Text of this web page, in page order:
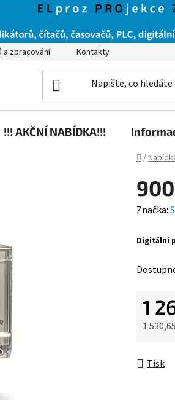
a zpracování Kontakty
!!! AKČNÍ NABÍDKA!!!
Domů
/
Značka:
Digitální
1
1
Tisk